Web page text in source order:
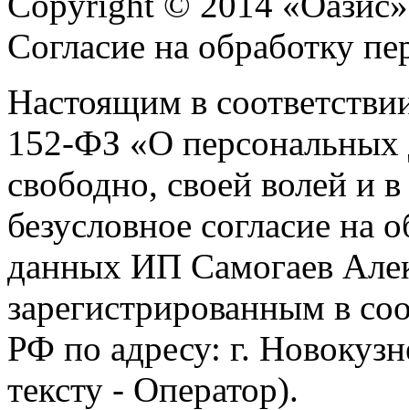
Согласие на обработку
Настоящим в
152-ФЗ «О персональных
свободно, своей волей и
безусловное согласие на
данных ИП Самогаев
зарегистрированным в
РФ по адресу: г.
тексту - Оператор).